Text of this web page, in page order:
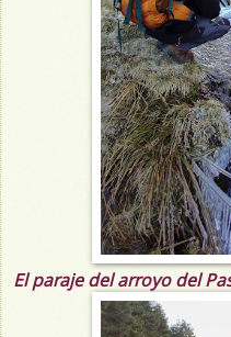
El paraje del arroyo del